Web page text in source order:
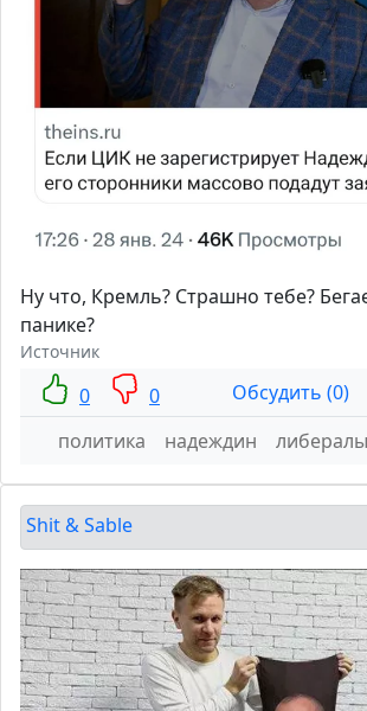
Ну что, Кремль? Страшно тебе?
панике?
Источник
0 0
Обсудить (0)
политика
надеждин либералы
Shit & Sable